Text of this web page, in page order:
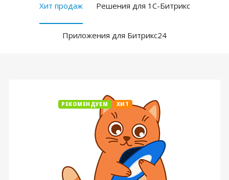
Хит продаж Решения для 1С-Битрикс
Приложения для Битрикс24
РЕКОМЕНДУЕМ ХИТ